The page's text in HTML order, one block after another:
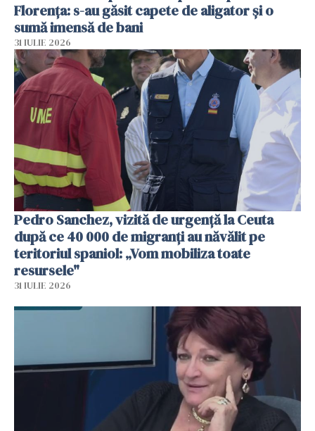
Florența: s-au găsit capete de aligator și o
sumă imensă de bani
31 IULIE 2026
Pedro Sanchez, vizită de urgență la Ceuta
după ce 40 000 de migranți au năvălit pe
teritoriul spaniol: „Vom mobiliza toate
resursele"
31 IULIE 2026